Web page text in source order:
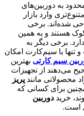
به دوربین‌های
وارد بازار
شده‌اند. برخی
هستند و به همین
برخی دیگر به
و تنها با سیم‌کارت امکان
سیم کارتی بهترین
می‌دهند از تجهیزات
محصولاتی مانند پریز
برای کسانی که
خرید دوربین
است.